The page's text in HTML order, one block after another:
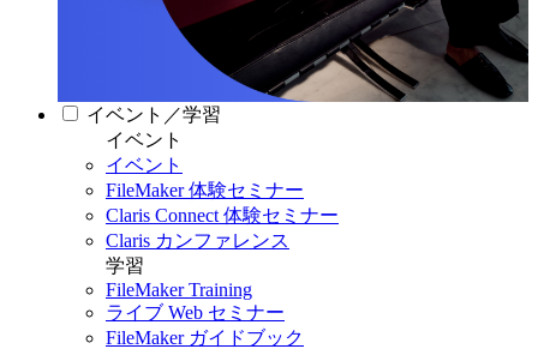
イベント／学習
イベント
イベント
FileMaker 体験セミナー
Claris Connect 体験セミナー
Claris カンファレンス
学習
FileMaker Training
ライブ Web セミナー
FileMaker ガイドブック